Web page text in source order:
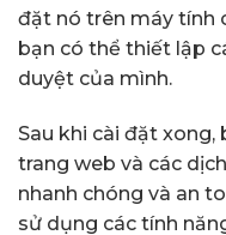
đặt nó trên máy tính
bạn có thể thiết lập
duyệt của mình.
Sau khi cài đặt xong,
trang web và các
nhanh chóng và an
sử dụng các tính